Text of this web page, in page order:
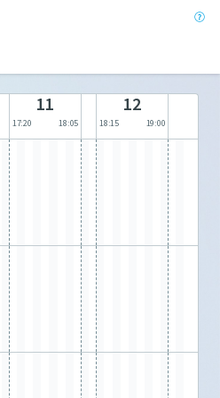
11
17:20 18:05
12
18:15 19:00